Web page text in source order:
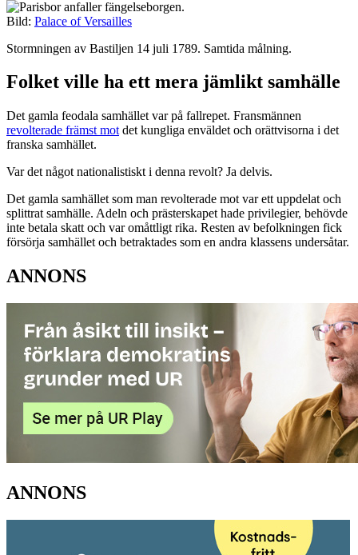
Bild: Palace of Versailles
Stormningen av Bastiljen 14 juli 1789. Samtida målning.
Folket ville ha ett mera jämlikt samhälle
Det gamla feodala samhället var på fallrepet. Fransmännen
revolterade främst mot det kungliga enväldet och orättvisorna i det
franska samhället.
Var det något nationalistiskt i denna revolt? Ja delvis.
Det gamla samhället som man revolterade mot var ett uppdelat och
splittrat samhälle. Adeln och prästerskapet hade privilegier, behövde
inte betala skatt och var omåttligt rika. Resten av befolkningen fick
försörja samhället och betraktades som en andra klassens undersåtar.
ANNONS
ANNONS